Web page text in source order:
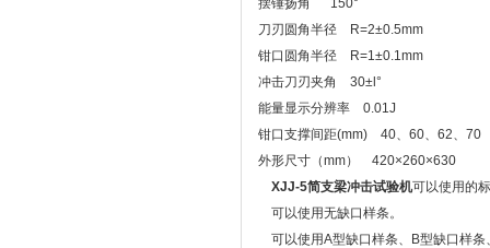
摆锤扬角 150°
刀刃圆角半径 R=2±0.5mm
钳口圆角半径 R=1±0.1mm
冲击刀刃夹角 30±l°
能量显示分辨率 0.01J
钳口支撑间距(mm) 40、60、62、70
外形尺寸（mm） 420×260×630
XJJ-5简支梁冲击试验机可以使用的
可以使用无缺口样条。
可以使用A型缺口样条、B型缺口样条